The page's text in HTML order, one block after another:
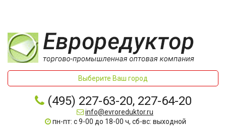
Выберите Ваш город
(495) 227-63-20, 227-64-20
info@evroreduktor.ru
пн-пт: с 9-00 до 18-00 ч, сб-вс: выходной